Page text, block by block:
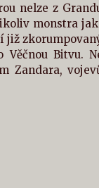
nelze z
monstra
Bitvu.
Zandara,